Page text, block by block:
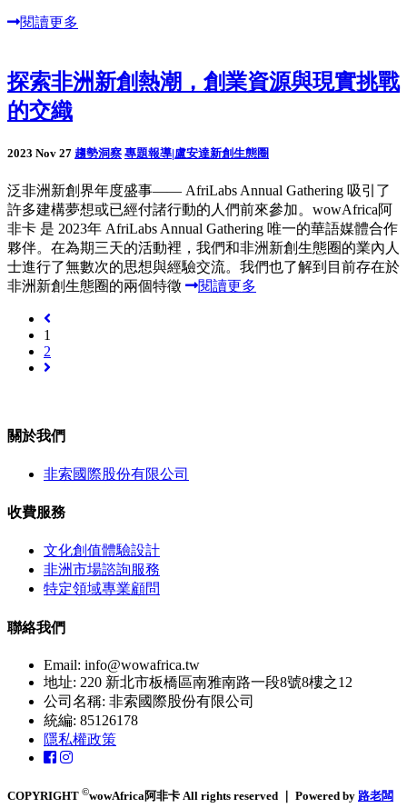
閱讀更多
探索非洲新創熱潮，創業資源與現實挑戰
的交織
2023 Nov 27 趨勢洞察 專題報導|盧安達新創生態圈
泛非洲新創界年度盛事—— AfriLabs Annual Gathering 吸引了
許多建構夢想或已經付諸行動的人們前來參加。wowAfrica阿
非卡 是 2023年 AfriLabs Annual Gathering 唯一的華語媒體合作
夥伴。在為期三天的活動裡，我們和非洲新創生態圈的業內人
士進行了無數次的思想與經驗交流。我們也了解到目前存在於
非洲新創生態圈的兩個特徵
閱讀更多
1
2
關於我們
非索國際股份有限公司
收費服務
文化創值體驗設計
非洲市場諮詢服務
特定領域專業顧問
聯絡我們
Email: info@wowafrica.tw
地址: 220 新北市板橋區南雅南路一段8號8樓之12
公司名稱: 非索國際股份有限公司
統編: 85126178
隱私權政策
COPYRIGHT ©wowAfrica阿非卡 All rights reserved ｜ Powered by 路老闆